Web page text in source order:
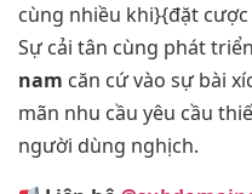
cùng nhiều khi}{đặt
Sự cải tân cùng phát
nam căn cứ vào sự bài
mãn nhu cầu yêu cầu
người dùng nghịch.